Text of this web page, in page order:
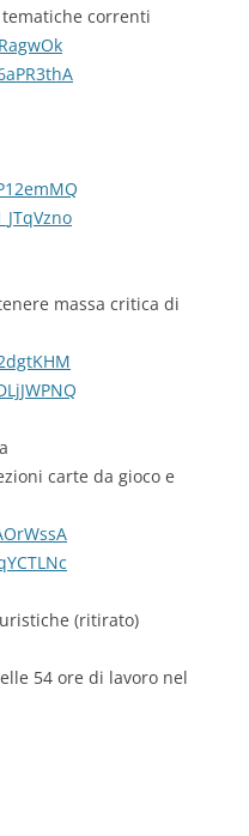
correnti
massa critica di
carte da gioco e
(ritirato)
54 ore di lavoro nel